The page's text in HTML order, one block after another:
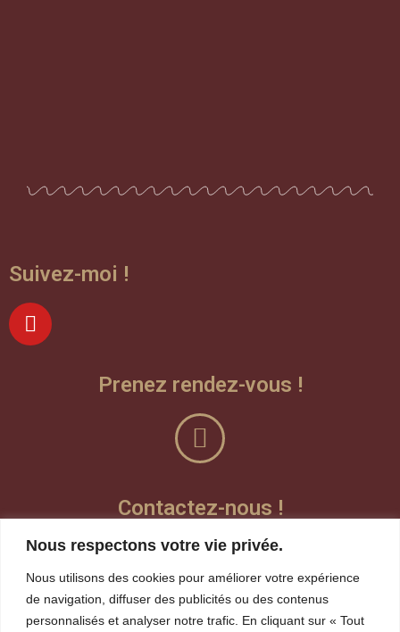
Nous respectons votre vie privée.
Nous utilisons des cookies pour améliorer votre expérience
de navigation, diffuser des publicités ou des contenus
personnalisés et analyser notre trafic. En cliquant sur « Tout
Suivez-moi !
Prenez rendez-vous !
Contactez-nous !
Laisser un message vocal
Teams